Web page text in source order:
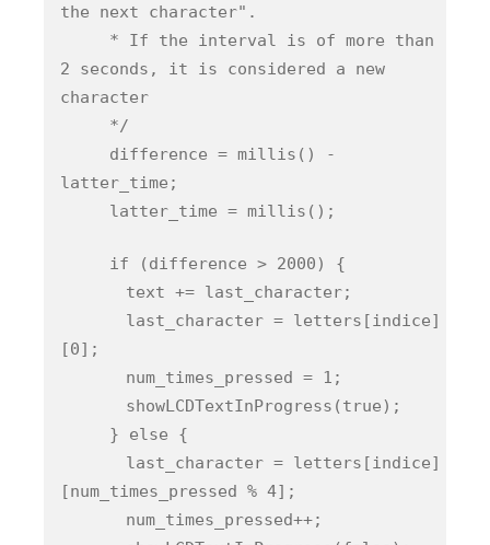
the next character".
* If the interval is of more than
2 seconds, it is considered a new
character
*/
difference = millis() -
latter_time;
latter_time = millis();
if (difference > 2000) {
text += last_character;
last_character = letters[indice]
[0];
num_times_pressed = 1;
showLCDTextInProgress(true);
} else {
last_character = letters[indice]
[num_times_pressed % 4];
num_times_pressed++;